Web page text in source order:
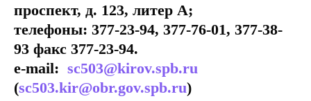
проспект, д. 123, литер А;
телефоны: 377-23-94, 377-76-01, 377-38-
93 факс 377-23-94.
e-mail: sc503@kirov.spb.ru
(sc503.kir@obr.gov.spb.ru)